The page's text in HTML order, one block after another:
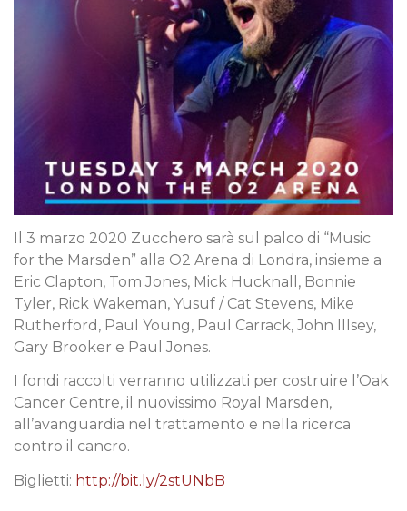
Il 3 marzo 2020 Zucchero sarà sul palco di “Music
for the Marsden” alla O2 Arena di Londra, insieme a
Eric Clapton, Tom Jones, Mick Hucknall, Bonnie
Tyler, Rick Wakeman, Yusuf / Cat Stevens, Mike
Rutherford, Paul Young, Paul Carrack, John Illsey,
Gary Brooker e Paul Jones.
I fondi raccolti verranno utilizzati per costruire l’Oak
Cancer Centre, il nuovissimo Royal Marsden,
all’avanguardia nel trattamento e nella ricerca
contro il cancro.
Biglietti: http://bit.ly/2stUNbB